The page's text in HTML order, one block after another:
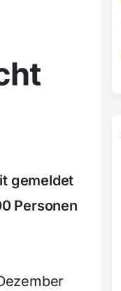
gemeldet
Personen